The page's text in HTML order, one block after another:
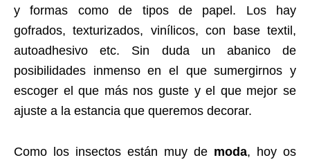
y formas como de tipos de papel. Los hay
gofrados, texturizados, vinílicos, con base textil,
autoadhesivo etc. Sin duda un abanico de
posibilidades inmenso en el que sumergirnos y
escoger el que más nos guste y el que mejor se
ajuste a la estancia que queremos decorar.
Como los insectos están muy de moda, hoy os